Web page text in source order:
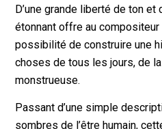
D’une grande liberté de ton et
étonnant offre au
possibilité de construire une
choses de tous les jours, de
monstrueuse.
Passant d’une simple
sombres de l’être humain,